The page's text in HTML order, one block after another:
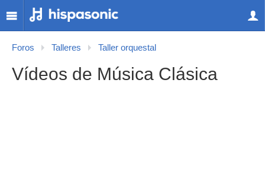
Foros Talleres Taller orquestal
Vídeos de Música Clásica